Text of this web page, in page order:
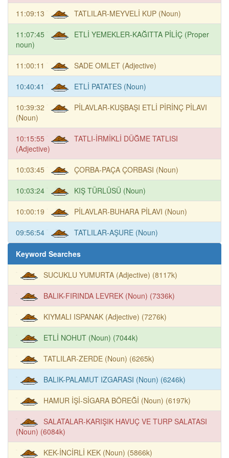
11:09:13 TATLILAR-MEYVELİ KUP (Noun)
11:07:45
ETLİ YEMEKLER-KAĞITTA PİLİÇ (Proper
noun)
11:00:11 SADE OMLET (Adjective)
10:40:41 ETLİ PATATES (Noun)
10:39:32
PİLAVLAR-KUŞBAŞI ETLİ PİRİNÇ PİLAVI
(Noun)
10:15:55
TATLI-İRMİKLİ DÜĞME TATLISI
(Adjective)
10:03:45 ÇORBA-PAÇA ÇORBASI (Noun)
10:03:24 KIŞ TÜRLÜSÜ (Noun)
10:00:19 PİLAVLAR-BUHARA PİLAVI (Noun)
09:56:54 TATLILAR-AŞURE (Noun)
Keyword Searches
SUCUKLU YUMURTA (Adjective) (8117k)
BALIK-FIRINDA LEVREK (Noun) (7336k)
KIYMALI ISPANAK (Adjective) (7276k)
ETLİ NOHUT (Noun) (7044k)
TATLILAR-ZERDE (Noun) (6265k)
BALIK-PALAMUT IZGARASI (Noun) (6246k)
HAMUR İŞİ-SİGARA BÖREĞİ (Noun) (6197k)
SALATALAR-KARIŞIK HAVUÇ VE TURP SALATASI
(Noun) (6084k)
KEK-İNCİRLİ KEK (Noun) (5866k)